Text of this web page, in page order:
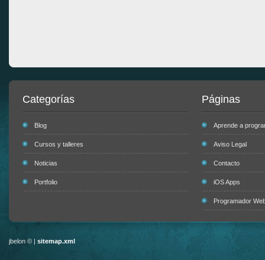
Categorías
Blog
Cursos y talleres
Noticias
Portfolio
Páginas
Aprende a
Aviso Legal
Contacto
iOS Apps
Programador
jbelon © | sitemap.xml